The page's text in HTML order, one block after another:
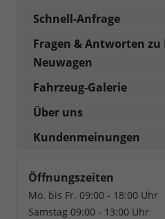
Schnell-Anfrage
Fragen & Antworten zu
Neuwagen
Fahrzeug-Galerie
Über uns
Kundenmeinungen
Öffnungszeiten
Mo. bis Fr. 09:00 - 18:00 Uhr
Samstag 09:00 - 13:00 Uhr